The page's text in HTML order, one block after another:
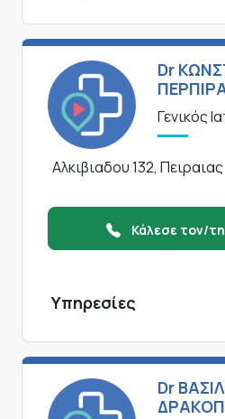
Dr
Γενικός
Αλκιβιαδου 132, Πειραιας
Κάλεσε τον/
Υπηρεσίες
Dr